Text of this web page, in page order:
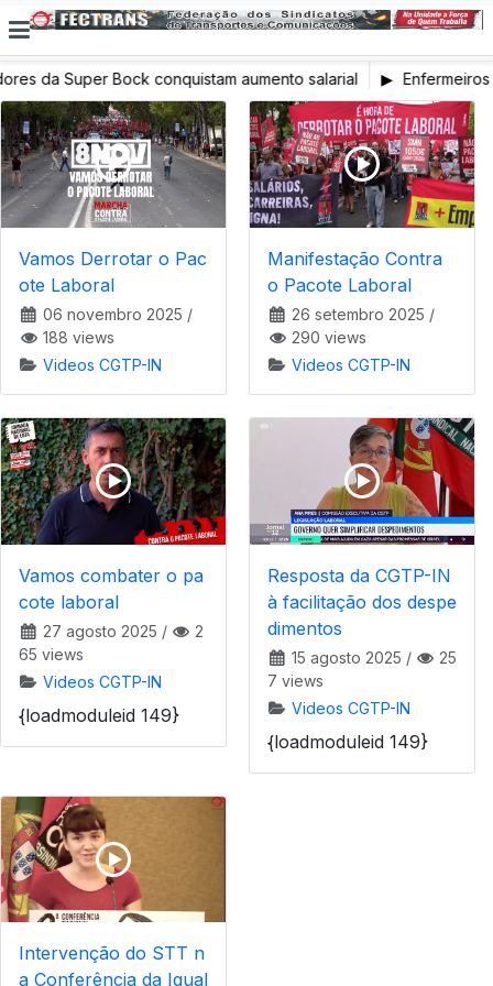
da Super Bock conquistam aumento salarial
em Greve
Vamos Derrotar o Pac
ote Laboral
06 novembro 2025 /
188 views
Videos CGTP-IN
Manifestação Contra
o Pacote Laboral
26 setembro 2025 /
290 views
Videos CGTP-IN
Vamos combater o pa
cote laboral
27 agosto 2025 /
2
65 views
Videos CGTP-IN
{loadmoduleid 149}
Resposta da CGTP-IN
à facilitação dos despe
dimentos
15 agosto 2025 /
25
7 views
Videos CGTP-IN
{loadmoduleid 149}
Intervenção do STT n
a Conferência da Igual